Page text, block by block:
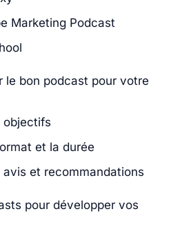
Marketing Podcast
le bon podcast pour votre
objectifs
et la durée
avis et recommandations
pour développer vos